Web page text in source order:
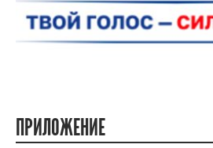
ПРИЛОЖЕНИЕ